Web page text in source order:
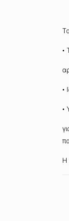
•
•
•
Η